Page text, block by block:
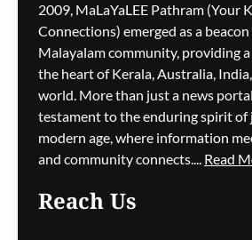
വേൾഡ്
കൗൺസിൽ
സ്‌കോളർഷിപ്പ്
ഓഗസ്റ്റ് 22-ന്
എറണാകുളത്ത്;
ലക്ഷം രൂപ
2009, MaLaYaLEE Pathram (Your
Connections) emerged as a
Malayalam community, providing
the heart of Kerala, Australia,
world. More than just a news
testament to the enduring spirit of
modern age, where information
and community connects.... Read
Reach Us